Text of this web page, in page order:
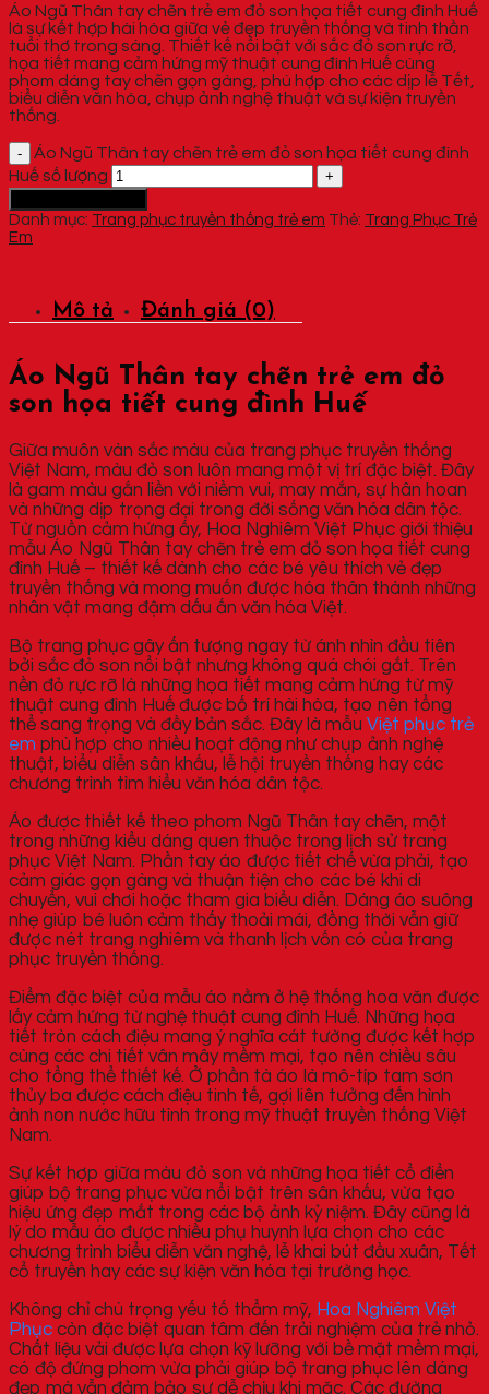
Áo Ngũ Thân tay chẽn trẻ em đỏ son họa tiết cung đình Huế
là sự kết hợp hài hòa giữa vẻ đẹp truyền thống và tinh thần
tuổi thơ trong sáng. Thiết kế nổi bật với sắc đỏ son rực rỡ,
họa tiết mang cảm hứng mỹ thuật cung đình Huế cùng
phom dáng tay chẽn gọn gàng, phù hợp cho các dịp lễ Tết,
biểu diễn văn hóa, chụp ảnh nghệ thuật và sự kiện truyền
thống.
Áo Ngũ Thân tay chẽn trẻ em đỏ son họa tiết cung đình
Huế số lượng
Danh mục: Trang phục truyền thống trẻ em Thẻ: Trang Phục Trẻ
Em
Mô tả Đánh giá (0)
Áo Ngũ Thân tay chẽn trẻ em đỏ
son họa tiết cung đình Huế
Giữa muôn vàn sắc màu của trang phục truyền thống
Việt Nam, màu đỏ son luôn mang một vị trí đặc biệt. Đây
là gam màu gắn liền với niềm vui, may mắn, sự hân hoan
và những dịp trọng đại trong đời sống văn hóa dân tộc.
Từ nguồn cảm hứng ấy, Hoa Nghiêm Việt Phục giới thiệu
mẫu Áo Ngũ Thân tay chẽn trẻ em đỏ son họa tiết cung
đình Huế – thiết kế dành cho các bé yêu thích vẻ đẹp
truyền thống và mong muốn được hóa thân thành những
nhân vật mang đậm dấu ấn văn hóa Việt.
Bộ trang phục gây ấn tượng ngay từ ánh nhìn đầu tiên
bởi sắc đỏ son nổi bật nhưng không quá chói gắt. Trên
nền đỏ rực rỡ là những họa tiết mang cảm hứng từ mỹ
thuật cung đình Huế được bố trí hài hòa, tạo nên tổng
thể sang trọng và đầy bản sắc. Đây là mẫu Việt phục trẻ
em phù hợp cho nhiều hoạt động như chụp ảnh nghệ
thuật, biểu diễn sân khấu, lễ hội truyền thống hay các
chương trình tìm hiểu văn hóa dân tộc.
Áo được thiết kế theo phom Ngũ Thân tay chẽn, một
trong những kiểu dáng quen thuộc trong lịch sử trang
phục Việt Nam. Phần tay áo được tiết chế vừa phải, tạo
cảm giác gọn gàng và thuận tiện cho các bé khi di
chuyển, vui chơi hoặc tham gia biểu diễn. Dáng áo suông
nhẹ giúp bé luôn cảm thấy thoải mái, đồng thời vẫn giữ
được nét trang nghiêm và thanh lịch vốn có của trang
phục truyền thống.
Điểm đặc biệt của mẫu áo nằm ở hệ thống hoa văn được
lấy cảm hứng từ nghệ thuật cung đình Huế. Những họa
tiết tròn cách điệu mang ý nghĩa cát tường được kết hợp
cùng các chi tiết vân mây mềm mại, tạo nên chiều sâu
cho tổng thể thiết kế. Ở phần tà áo là mô-típ tam sơn
thủy ba được cách điệu tinh tế, gợi liên tưởng đến hình
ảnh non nước hữu tình trong mỹ thuật truyền thống Việt
Nam.
Sự kết hợp giữa màu đỏ son và những họa tiết cổ điển
giúp bộ trang phục vừa nổi bật trên sân khấu, vừa tạo
hiệu ứng đẹp mắt trong các bộ ảnh kỷ niệm. Đây cũng là
lý do mẫu áo được nhiều phụ huynh lựa chọn cho các
chương trình biểu diễn văn nghệ, lễ khai bút đầu xuân, Tết
cổ truyền hay các sự kiện văn hóa tại trường học.
Không chỉ chú trọng yếu tố thẩm mỹ, Hoa Nghiêm Việt
Phục còn đặc biệt quan tâm đến trải nghiệm của trẻ nhỏ.
Chất liệu vải được lựa chọn kỹ lưỡng với bề mặt mềm mại,
có độ đứng phom vừa phải giúp bộ trang phục lên dáng
đẹp mà vẫn đảm bảo sự dễ chịu khi mặc. Các đường